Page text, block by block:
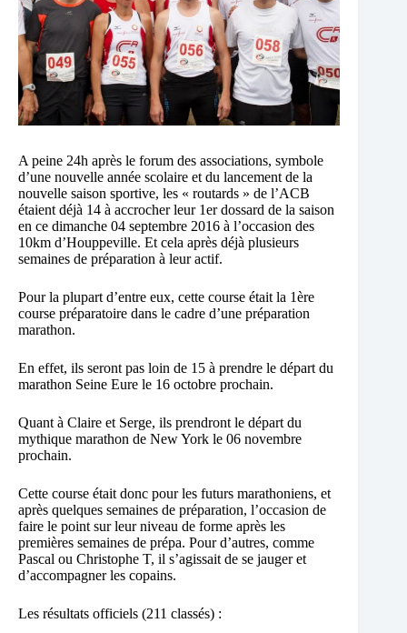
A peine 24h après le forum des associations, symbole
d’une nouvelle année scolaire et du lancement de la
nouvelle saison sportive, les « routards » de l’ACB
étaient déjà 14 à accrocher leur 1er dossard de la saison
en ce dimanche 04 septembre 2016 à l’occasion des
10km d’Houppeville. Et cela après déjà plusieurs
semaines de préparation à leur actif.
Pour la plupart d’entre eux, cette course était la 1ère
course préparatoire dans le cadre d’une préparation
marathon.
En effet, ils seront pas loin de 15 à prendre le départ du
marathon Seine Eure le 16 octobre prochain.
Quant à Claire et Serge, ils prendront le départ du
mythique marathon de New York le 06 novembre
prochain.
Cette course était donc pour les futurs marathoniens, et
après quelques semaines de préparation, l’occasion de
faire le point sur leur niveau de forme après les
premières semaines de prépa. Pour d’autres, comme
Pascal ou Christophe T, il s’agissait de se jauger et
d’accompagner les copains.
Les résultats officiels (211 classés) :